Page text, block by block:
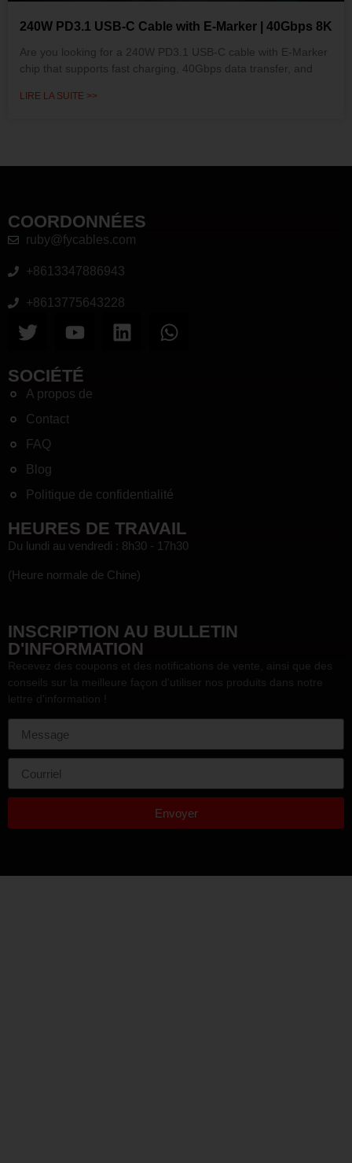
240W PD3.1 USB-C Cable with E-Marker | 40Gbps 8K
Are you looking for a 240W PD3.1 USB-C cable with E-Marker
chip that supports fast charging, 40Gbps data transfer, and
LIRE LA SUITE >>
COORDONNÉES
ruby@fycables.com
+8613347886943
+8613775643228
SOCIÉTÉ
A propos de
Contact
FAQ
Blog
Politique de confidentialité
INSCRIPTION AU BULLETIN
D'INFORMATION
Recevez des coupons et des notifications de vente, ainsi que des
conseils sur la meilleure façon d'utiliser nos produits dans notre
lettre d'information !
Envoyer
HEURES DE TRAVAIL
Du lundi au vendredi : 8h30 - 17h30
(Heure normale de Chine)